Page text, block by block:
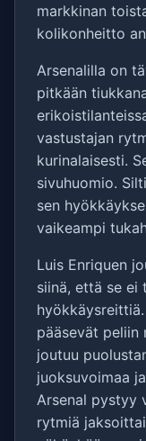
markkinan
kolikonheitto
Arsenalilla on
pitkään
vastustajan
kurinalaisesti.
sivuhuomio.
sen
vaikeampi
Luis Enriquen
siinä, että se ei
pääsevät peliin
joutuu
juoksuvoimaa
Arsenal pystyy
rytmiä